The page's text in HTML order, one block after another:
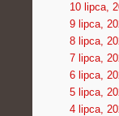
10 lipca,
9 lipca,
8 lipca,
7 lipca,
6 lipca,
5 lipca,
4 lipca,